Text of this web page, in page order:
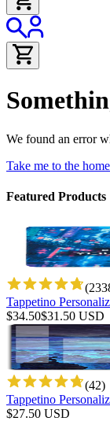
We found an error
Take me to the
Featured Products
(
Tappetino
$34.50$31.50 USD
(42)
Tappetino
$27.50 USD